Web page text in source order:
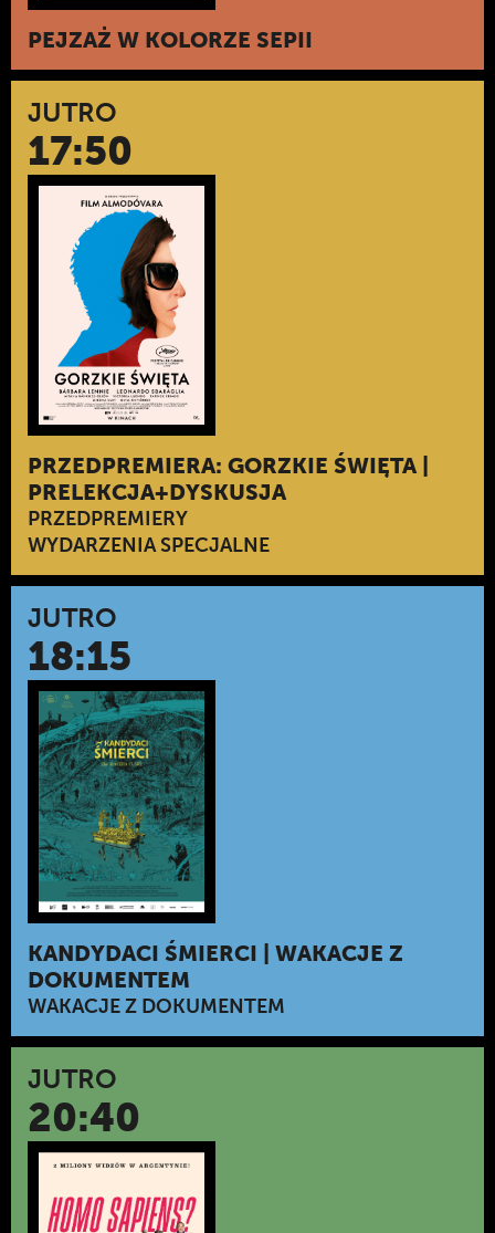
PEJZAŻ W KOLORZE SEPII
JUTRO
17:50
PRZEDPREMIERA: GORZKIE ŚWIĘTA |
PRELEKCJA+DYSKUSJA
PRZEDPREMIERY
WYDARZENIA SPECJALNE
JUTRO
18:15
KANDYDACI ŚMIERCI | WAKACJE Z
DOKUMENTEM
WAKACJE Z DOKUMENTEM
JUTRO
20:40